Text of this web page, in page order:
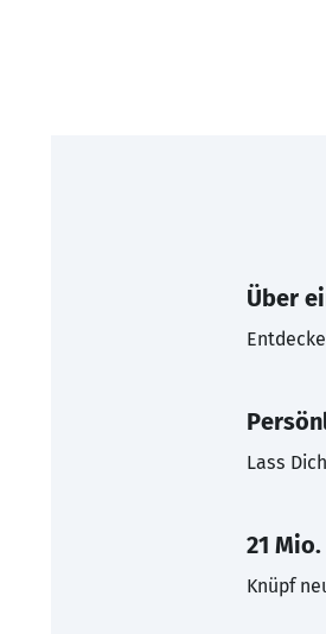
Über
Lass
21
Knüpf